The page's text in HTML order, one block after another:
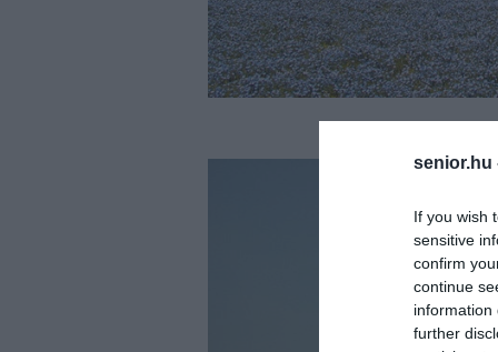
senior.hu
If you wish
sensitive
confirm
continue
information
further